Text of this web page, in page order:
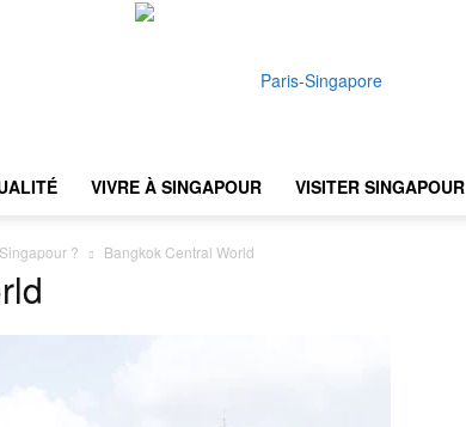
VIVRE À SINGAPOUR VISITER SINGAPOUR
? Bangkok Central World